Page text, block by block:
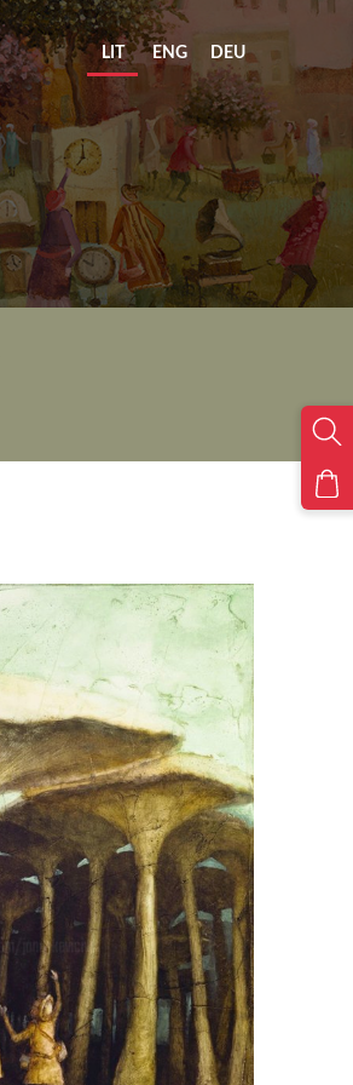
LIT ENG DEU